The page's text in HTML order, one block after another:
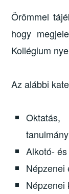
Örömmel
hogy
Kollégium
Az alábbi
Oktatás,
Alkotó-
Népzenei
Népzenei